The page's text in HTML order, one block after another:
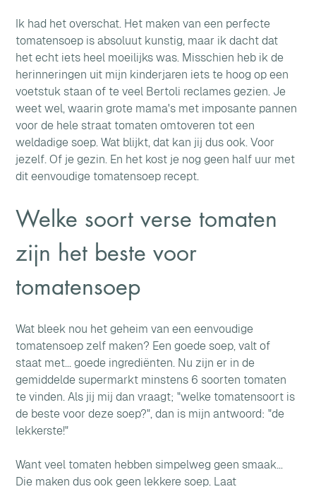
Ik had het overschat. Het maken van een perfecte
tomatensoep is absoluut kunstig, maar ik dacht dat
het echt iets heel moeilijks was. Misschien heb ik de
herinneringen uit mijn kinderjaren iets te hoog op een
voetstuk staan of te veel Bertoli reclames gezien. Je
weet wel, waarin grote mama's met imposante pannen
voor de hele straat tomaten omtoveren tot een
weldadige soep. Wat blijkt, dat kan jij dus ook. Voor
jezelf. Of je gezin. En het kost je nog geen half uur met
dit eenvoudige tomatensoep recept.
Welke soort verse tomaten
zijn het beste voor
tomatensoep
Wat bleek nou het geheim van een eenvoudige
tomatensoep zelf maken? Een goede soep, valt of
staat met... goede ingrediënten. Nu zijn er in de
gemiddelde supermarkt minstens 6 soorten tomaten
te vinden. Als jij mij dan vraagt; "welke tomatensoort is
de beste voor deze soep?", dan is mijn antwoord: "de
lekkerste!"
Want veel tomaten hebben simpelweg geen smaak...
Die maken dus ook geen lekkere soep. Laat